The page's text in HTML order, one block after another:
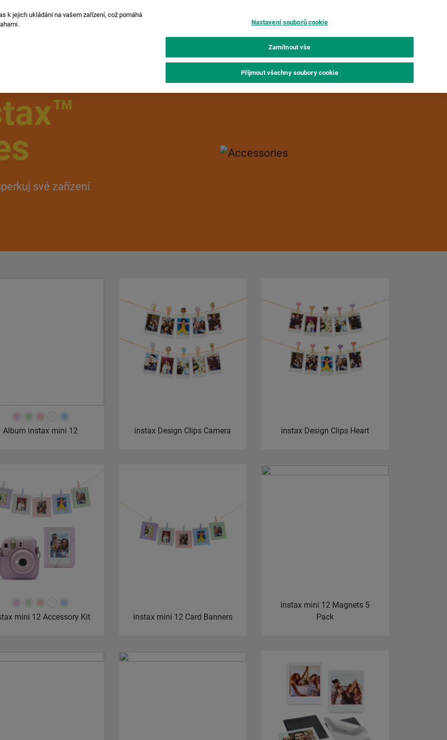
Porovnej Breaking
své zařízení
Album instax mini 12 instax Design Clips Camera instax Design Clips Heart
mini 12 Accessory Kit instax mini 12 Card Banners
instax mini 12 Magnets 5
Pack
k jejich ukládání na vašem zařízení, což pomáhá
Nastavení souborů cookie
Zamítnout vše
Přijmout všechny soubory cookie